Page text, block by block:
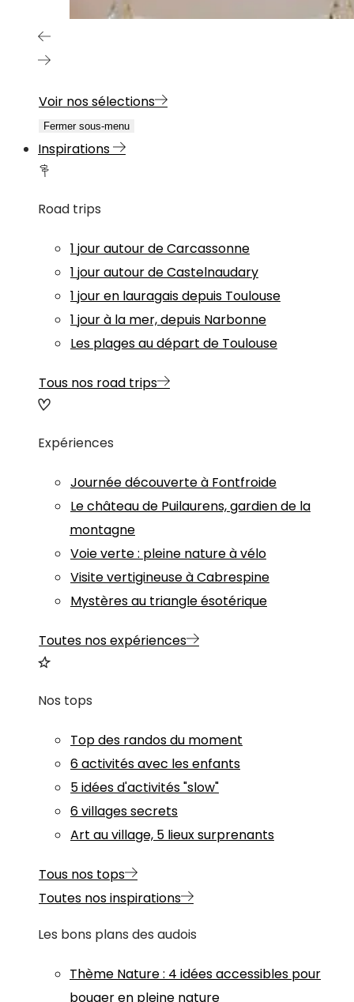
Voir nos sélections
Fermer sous-menu
Inspirations
Road trips
1 jour autour de Carcassonne
1 jour autour de Castelnaudary
1 jour en lauragais depuis Toulouse
1 jour à la mer, depuis Narbonne
Les plages au départ de Toulouse
Tous nos road trips
Expériences
Journée découverte à Fontfroide
Le château de Puilaurens, gardien de la
montagne
Voie verte : pleine nature à vélo
Visite vertigineuse à Cabrespine
Mystères au triangle ésotérique
Toutes nos expériences
Nos tops
Top des randos du moment
6 activités avec les enfants
5 idées d'activités "slow"
6 villages secrets
Art au village, 5 lieux surprenants
Tous nos tops
Toutes nos inspirations
Les bons plans des audois
Thème Nature: 4 idées accessibles pour
bouger en pleine nature